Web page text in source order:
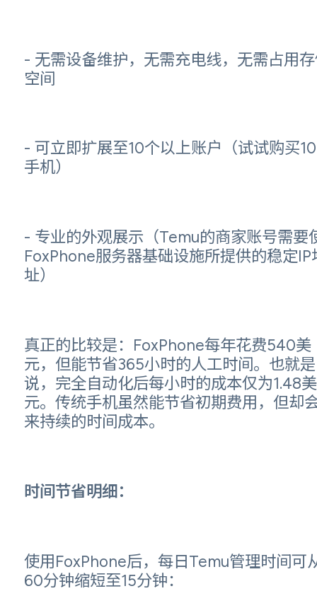
- 无需设备维护，无需充电线，无需占用
空间
- 可立即扩展至10个以上账户（试试购买
手机）
- 专业的外观展示（Temu的商家账号需要
FoxPhone服务器基础设施所提供的稳定IP
址）
真正的比较是：FoxPhone每年花费540美
元，但能节省365小时的人工时间。也就是
说，完全自动化后每小时的成本仅为1.48美
元。传统手机虽然能节省初期费用，但却
来持续的时间成本。
时间节省明细：
使用FoxPhone后，每日Temu管理时间可
60分钟缩短至15分钟：